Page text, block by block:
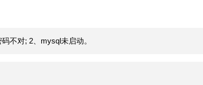
不对; 2、mysql未启动。